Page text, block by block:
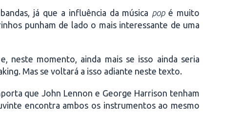
já que a influência da música popé muito
punham de lado o mais interessante de uma
neste momento, ainda mais se isso ainda seria
Mas se voltará a isso adiante neste texto.
que John Lennon e George Harrison tenham
encontra ambos os instrumentos ao mesmo